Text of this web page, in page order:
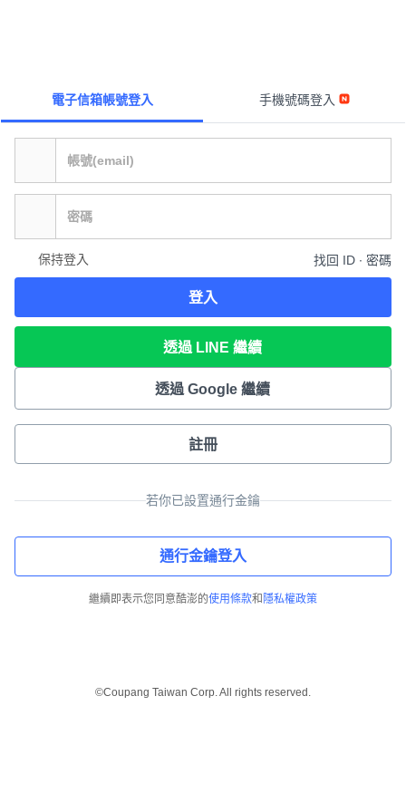
電子信箱帳號登入 手機號碼登入
保持登入 找回 ID ∙ 密碼
登入
透過 LINE 繼續
透過 Google 繼續
註冊
若你已設置通行金鑰
通行金鑰登入
繼續即表示您同意酷澎的使用條款和 隱私權政策
©Coupang Taiwan Corp. All rights reserved.